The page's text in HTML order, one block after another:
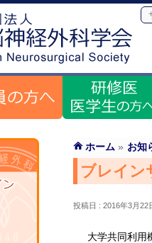
ホーム » お知
ブレイン
投稿日 : 2016年3月22
大学共同利用